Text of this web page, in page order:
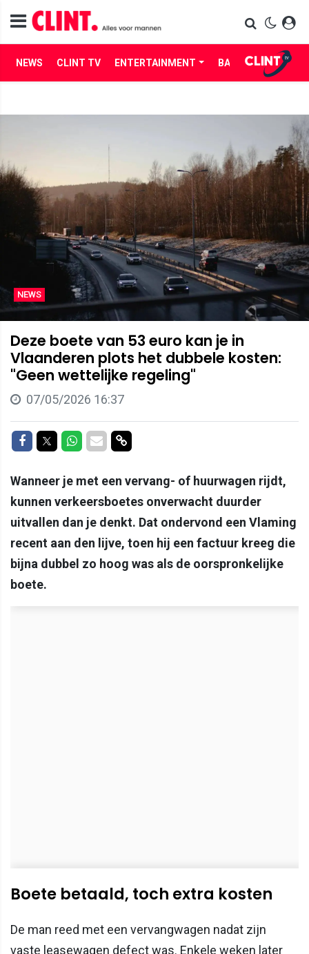
NEWS CLINT TV ENTERTAINMENT BABES LIFE
NEWS
Deze boete van 53 euro kan je in
Vlaanderen plots het dubbele kosten:
"Geen wettelijke regeling"
07/05/2026 16:37
Delen op Facebook
Delen op Twitter
Delen op Whatsapp
Delen via Mail
Delen via link
Wanneer je met een vervang- of huurwagen rijdt,
kunnen verkeersboetes onverwacht duurder
uitvallen dan je denkt. Dat ondervond een Vlaming
recent aan den lijve, toen hij een factuur kreeg die
bijna dubbel zo hoog was als de oorspronkelijke
boete.
Boete betaald, toch extra kosten
De man reed met een vervangwagen nadat zijn
vaste leasewagen defect was. Enkele weken later